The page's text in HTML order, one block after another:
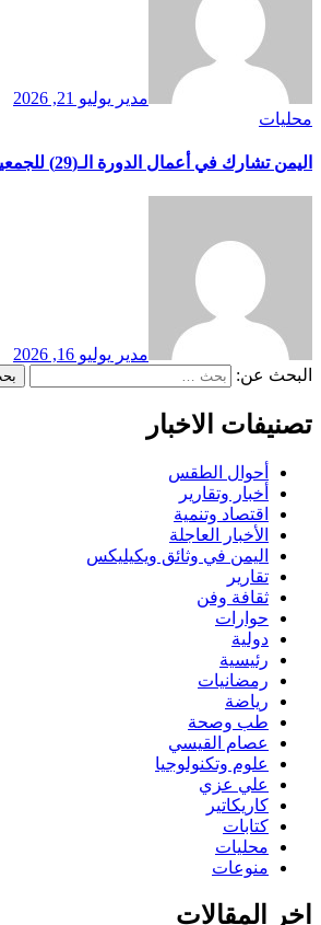
مدير يوليو 21, 2026
محليات
اليمن تشارك في أعمال الدورة الـ(29) للجمعية العامة للمنظمة العربية للتنمية الصناعية والتقييس والتعدين بوفد يرأسه وزير الصناعة والتجارة
مدير يوليو 16, 2026
البحث عن:
تصنيفات الاخبار
أحوال الطقس
أخبار وتقارير
اقتصاد وتنمية
الأخبار العاجلة
اليمن في وثائق ويكيليكس
تقارير
ثقافة وفن
حوارات
دولية
رئيسية
رمضانيات
رياضة
طب وصحة
عصام القيسي
علوم وتكنولوجيا
علي عزي
كاريكاتير
كتابات
محليات
منوعات
اخر المقالات